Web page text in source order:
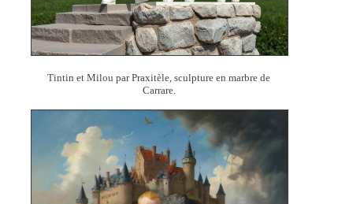
Tintin et Milou par Praxitèle, sculpture en marbre de
Carrare.